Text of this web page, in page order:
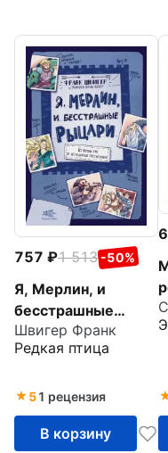
757 1 513 -50%
Я, Мерлин, и
бесстрашные
рыцари. Из первых
рук от легендарных
Швигер Франк
Редкая птица
51 рецензия
В корзину